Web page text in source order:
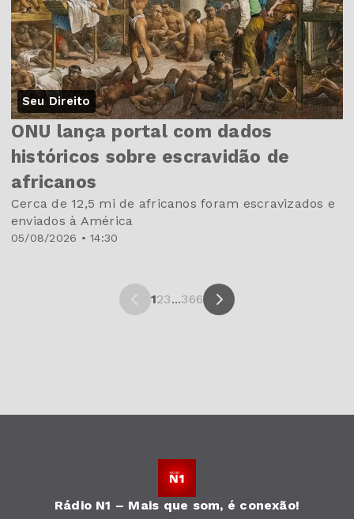
Seu Direito
05/08/2026 • 14:30
ONU lança portal com dados
históricos sobre escravidão de
africanos
Cerca de 12,5 mi de africanos foram escravizados e
enviados à América
123...366
Rádio N1 – Mais que som, é conexão!